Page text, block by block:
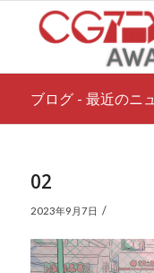
ブログ - 最近のニ
02
2023年9月7日 /